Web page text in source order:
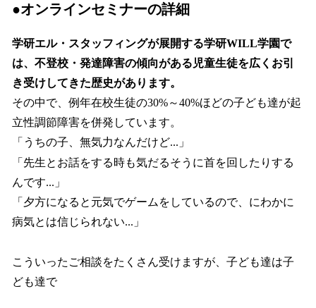
●オンラインセミナーの詳細
学研エル・スタッフィングが展開する学研WILL学園で
は、不登校・発達障害の傾向がある児童生徒を広くお引
き受けしてきた歴史があります。
その中で、例年在校生徒の30%～40%ほどの子ども達が起
立性調節障害を併発しています。
「うちの子、無気力なんだけど...」
「先生とお話をする時も気だるそうに首を回したりする
んです...」
「夕方になると元気でゲームをしているので、にわかに
病気とは信じられない...」
こういったご相談をたくさん受けますが、子ども達は子
ども達で